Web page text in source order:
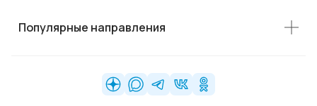
Популярные направления